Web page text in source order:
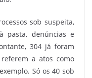
sob suspeita,
pasta, denúncias e
304 já foram
a atos como
Só os 40 sob